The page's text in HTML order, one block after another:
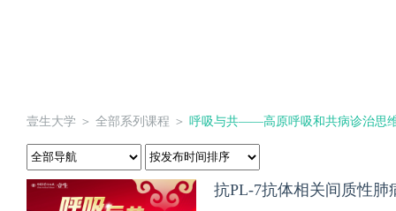
壹生大学 ＞ 全部系列课程 ＞ 呼吸与共——高原呼吸和共病诊治思
抗PL-7抗体相关间质性